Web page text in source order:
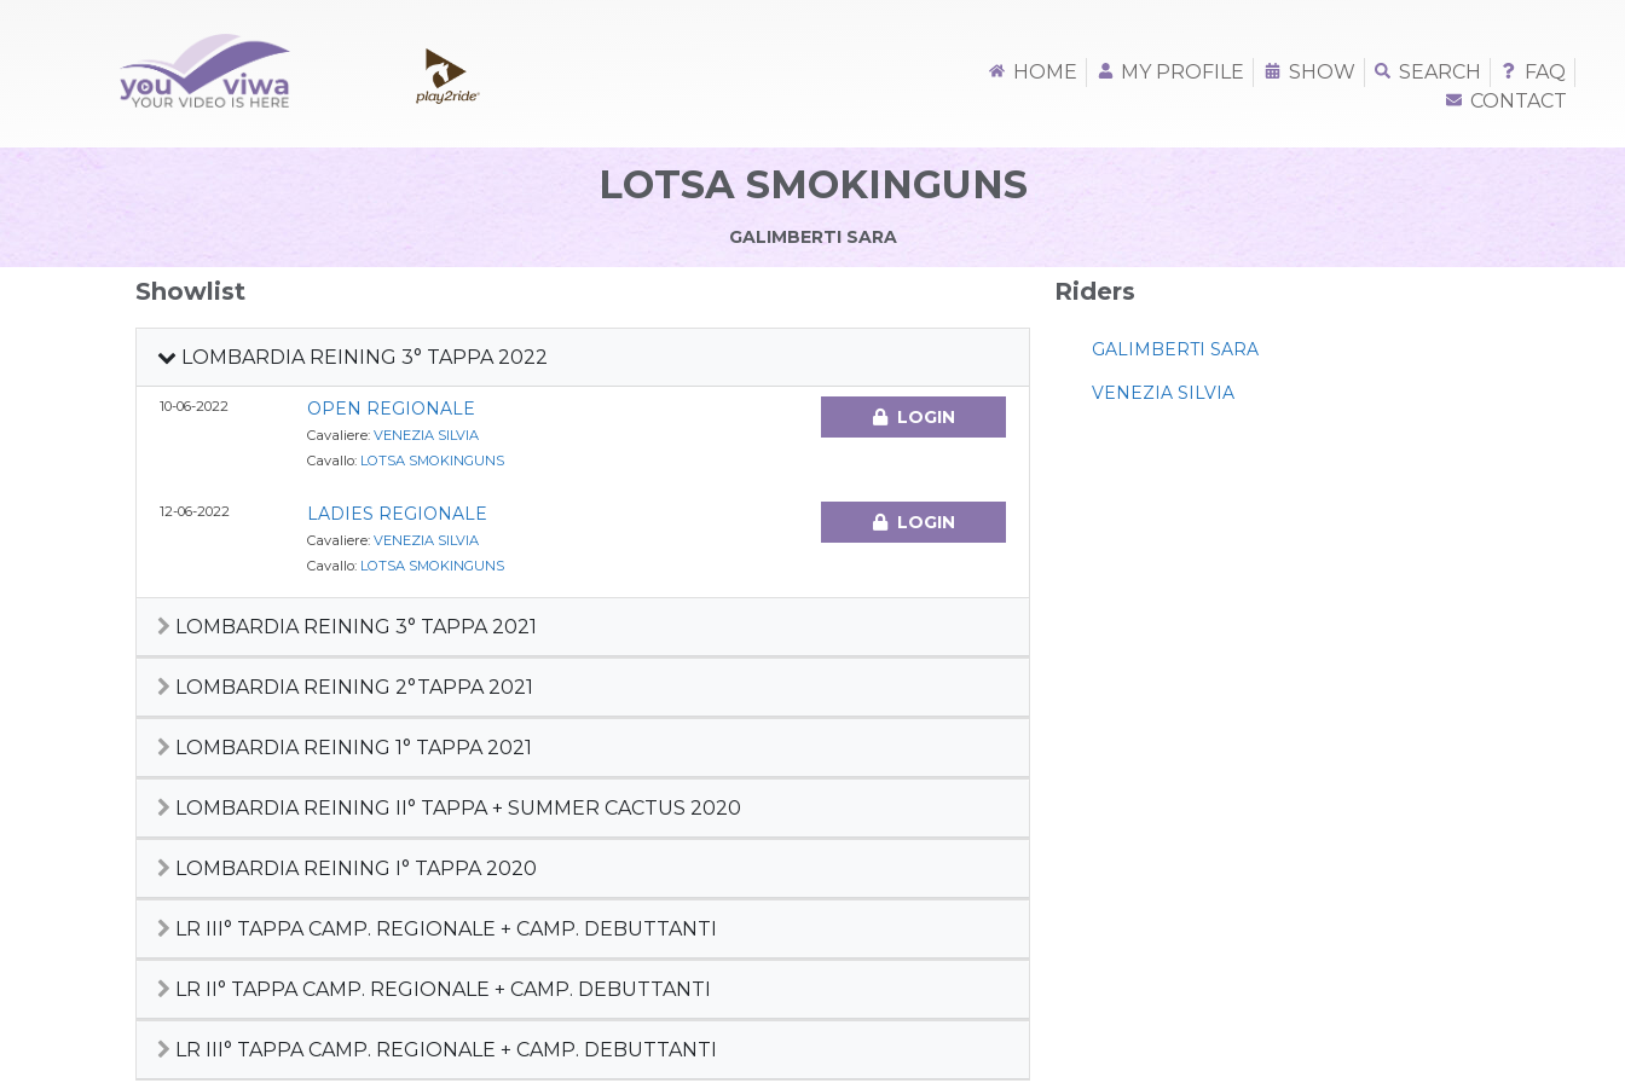
HOME MY PROFILE SHOW SEARCH
FAQ
CONTACT
LOTSA SMOKINGUNS
GALIMBERTI SARA
Showlist
LOMBARDIA REINING 3° TAPPA 2022
10-06-2022 OPEN REGIONALE
Cavaliere: VENEZIA SILVIA
Cavallo: LOTSA SMOKINGUNS
LOGIN
12-06-2022 LADIES REGIONALE
Cavaliere: VENEZIA SILVIA
Cavallo: LOTSA SMOKINGUNS
LOGIN
LOMBARDIA REINING 3° TAPPA 2021
LOMBARDIA REINING 2°TAPPA 2021
LOMBARDIA REINING 1° TAPPA 2021
LOMBARDIA REINING II° TAPPA + SUMMER CACTUS 2020
LOMBARDIA REINING I° TAPPA 2020
LR III° TAPPA CAMP. REGIONALE + CAMP. DEBUTTANTI
LR II° TAPPA CAMP. REGIONALE + CAMP. DEBUTTANTI
LR III° TAPPA CAMP. REGIONALE + CAMP. DEBUTTANTI
Riders
GALIMBERTI SARA
VENEZIA SILVIA